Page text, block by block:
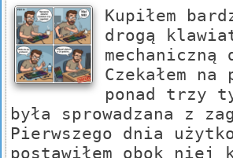
Kupiłem
drogą
mechaniczną
Czekałem na
ponad trzy
była sprowadzana z
Pierwszego dnia
postawiłem obok niej